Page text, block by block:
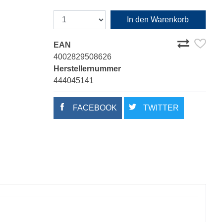
In den Warenkorb
EAN
4002829508626
Herstellernummer
444045141
FACEBOOK TWITTER